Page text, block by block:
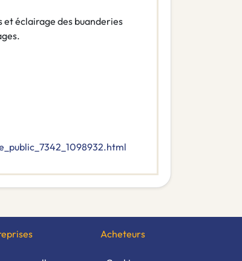
éclairage des buanderies
Acheteurs